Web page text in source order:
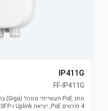
IP411G
FF-IP411G